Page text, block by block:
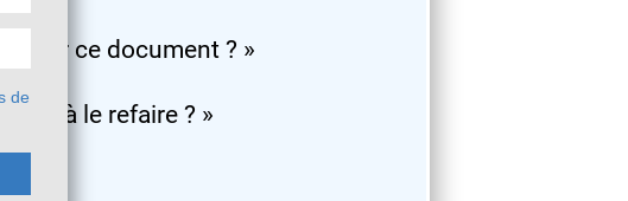
ce document ? »
à le refaire ? »